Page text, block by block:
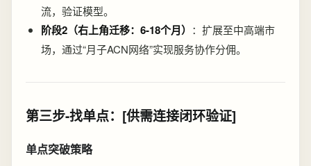
流，验证模型。
阶段2（右上角迁移：6-18个月） ：扩展至中高端市
场，通过“月子ACN网络”实现服务协作分佣。
第三步-找单点：[供需连接闭环验证]
单点突破策略